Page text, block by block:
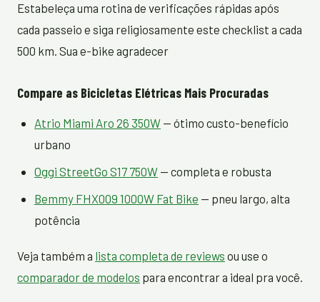
Estabeleça uma rotina de verificações rápidas após
cada passeio e siga religiosamente este checklist a cada
500 km. Sua e-bike agradecer
Compare as Bicicletas Elétricas Mais Procuradas
Atrio Miami Aro 26 350W — ótimo custo-benefício
urbano
Oggi StreetGo S17 750W — completa e robusta
Bemmy FHX009 1000W Fat Bike — pneu largo, alta
potência
Veja também a lista completa de reviews ou use o
comparador de modelos para encontrar a ideal pra você.